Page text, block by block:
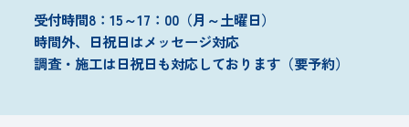
受付時間8：15～17：00（月～土曜日）
時間外、日祝日はメッセージ対応
調査・施工は日祝日も対応しております（要予約）